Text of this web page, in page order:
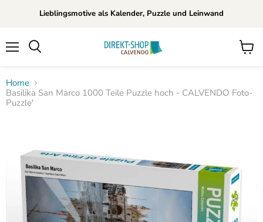
Lieblingsmotive als Kalender, Puzzle und Leinwand
Home
Basilika San Marco 1000 Teile Puzzle hoch - CALVENDO Foto-
Puzzle'